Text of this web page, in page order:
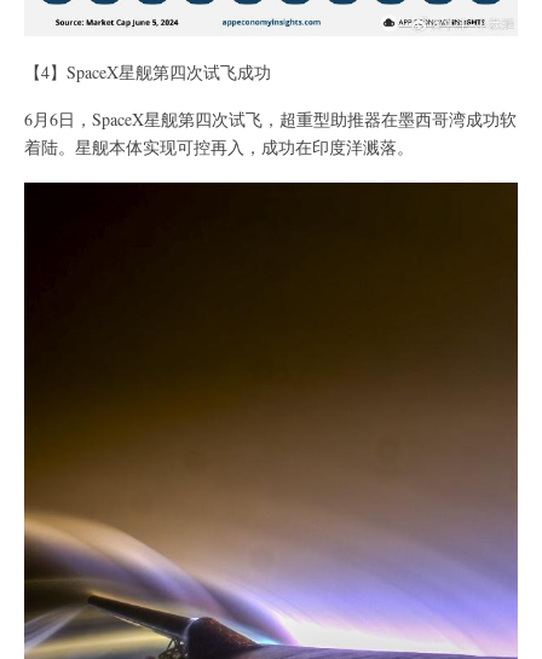
【4】SpaceX星舰第四次试飞成功
6月6日，SpaceX星舰第四次试飞，超重型助推器在墨西哥湾成功软
着陆。星舰本体实现可控再入，成功在印度洋溅落。